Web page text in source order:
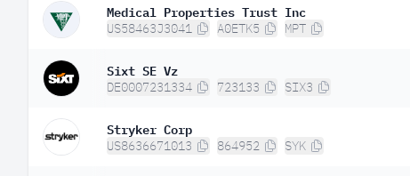
Medical Properties Trust Inc
US58463J3041 A0ETK5 MPT
Sixt SE Vz
DE0007231334 723133 SIX3
Stryker Corp
US8636671013 864952 SYK